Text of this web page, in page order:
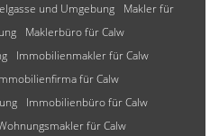
und Umgebung
Makler für
Maklerbüro für Calw
Immobilienmakler für Calw
für Calw
Immobilienbüro für Calw
für Calw